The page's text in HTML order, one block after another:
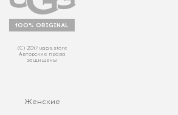
100% ORIGINAL
(С) 2017 uggs.store
Авторские права
защищены
Женские